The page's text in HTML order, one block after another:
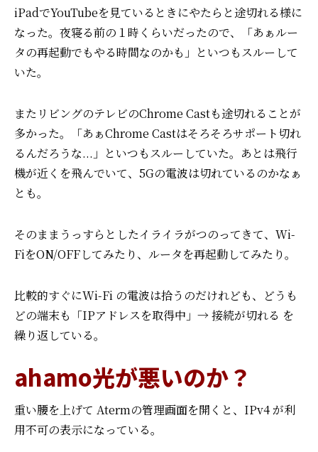
iPadでYouTubeを見ているときにやたらと途切れる様に
なった。 夜寝る前の１時くらいだったので、「あぁルー
タの再起動でもやる時間なのかも」といつもスルーして
いた。
またリビングのテレビのChrome Castも途切れることが
多かった。
「あぁChrome Castはそろそろサポート切れ
るんだろうな...」といつもスルーしていた。 あとは飛行
機が近くを飛んでいて、5Gの電波は切れているのかなぁ
とも。
そのままうっすらとしたイライラがつのってきて、Wi-
FiをON/OFFしてみたり、ルータを再起動してみたり。
比較的すぐにWi-Fi の電波は拾うのだけれども、どうも
どの端末も「IPアドレスを取得中」→ 接続が切れる を
繰り返している。
ahamo光が悪いのか？
重い腰を上げて Atermの管理画面を開くと、IPv4 が利
用不可の表示になっている。